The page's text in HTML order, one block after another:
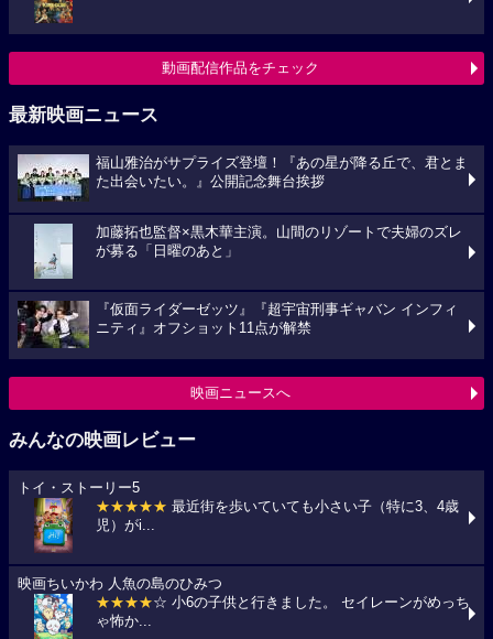
動画配信作品をチェック
最新映画ニュース
福山雅治がサプライズ登壇！『あの星が降る丘で、君とま
た出会いたい。』公開記念舞台挨拶
加藤拓也監督×黒木華主演。山間のリゾートで夫婦のズレ
が募る「日曜のあと」
『仮面ライダーゼッツ』『超宇宙刑事ギャバン インフィ
ニティ』オフショット11点が解禁
映画ニュースへ
みんなの映画レビュー
トイ・ストーリー5
★★★★★ 最近街を歩いていても小さい子（特に3、4歳
児）がi...
映画ちいかわ 人魚の島のひみつ
★★★★☆ 小6の子供と行きました。 セイレーンがめっち
ゃ怖か...